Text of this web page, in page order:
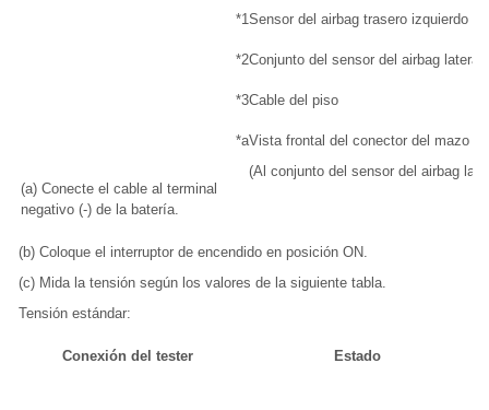
(a) Conecte el cable al terminal
negativo (-) de la batería.
*1Sensor del airbag trasero izquierdo
*2Conjunto del sensor del airbag lateral
*3Cable del piso
*aVista frontal del conector del mazo
(Al conjunto del sensor del airbag
(b) Coloque el interruptor de encendido en posición ON.
(c) Mida la tensión según los valores de la siguiente tabla.
Tensión estándar:
Conexión del tester Estado